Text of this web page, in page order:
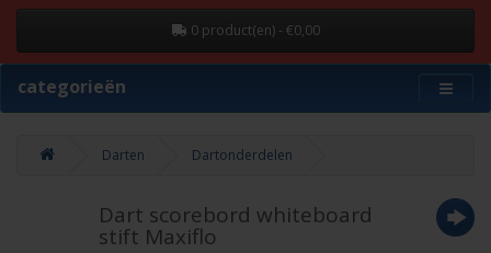
0 product(en) - €0,00
categorieën
Darten Dartonderdelen
Dart scorebord whiteboard
stift Maxiflo